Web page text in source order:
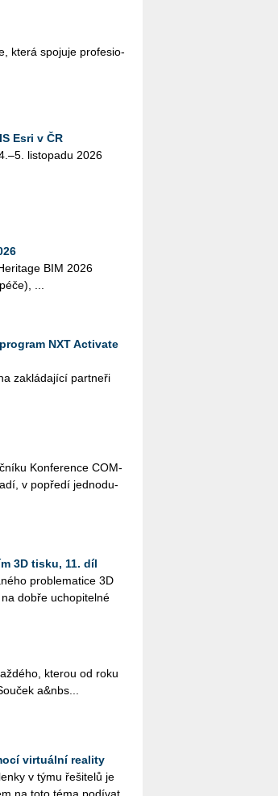
která spo­ju­je pro­fe­si­o­
Esri v ČR
lis­to­pa­du 2026
BIM 2026
...
NXT Activate
za­klá­da­jí­cí part­ne­ři
Kon­fe­ren­ce COM­
v po­pře­dí jed­no­du­
3D tisku, 11. díl
pro­ble­ma­ti­ce 3D
dobře ucho­pi­tel­né
kte­rou od roku
a&nbs...
virtuální reality
v týmu ře­ši­te­lů je
na toto téma po­dí­vat